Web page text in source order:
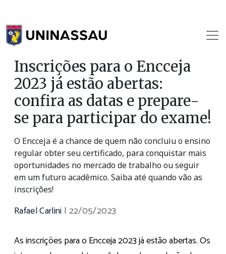
Inscrições para o Encceja
2023 já estão abertas:
confira as datas e prepare-
se para participar do exame!
O Encceja é a chance de quem não concluiu o ensino
regular obter seu certificado, para conquistar mais
oportunidades no mercado de trabalho ou seguir
em um futuro acadêmico. Saiba até quando vão as
inscrições!
Rafael Carlini | 22/05/2023
As inscrições para o Encceja 2023 já estão abertas. Os